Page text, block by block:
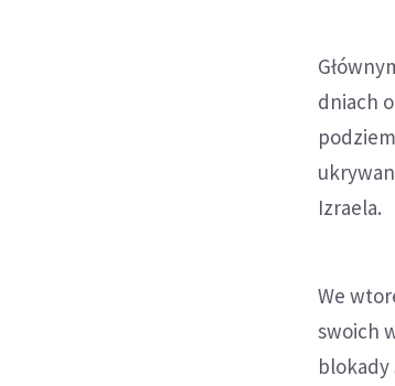
dniach
Izraela.
We
swoich
blokady